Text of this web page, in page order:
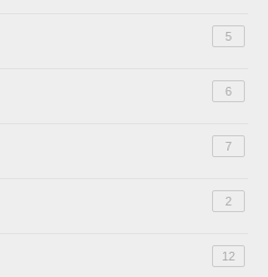
5
6
7
2
12